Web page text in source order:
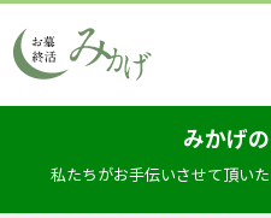
みかげ
私たちがお手伝いさせて頂い